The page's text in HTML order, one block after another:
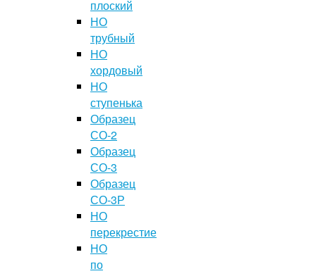
плоский
НО
трубный
НО
хордовый
НО
ступенька
Образец
СО-2
Образец
СО-3
Образец
СО-3Р
НО
перекрестие
НО
по